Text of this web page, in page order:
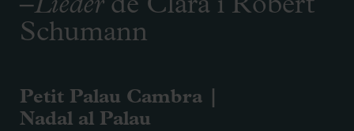
–Liederde Clara i Robert
Schumann
Petit Palau Cambra |
Nadal al Palau